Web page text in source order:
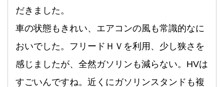
だきました。
車の状態もきれい、エアコンの風も常識的なに
おいでした。フリードＨＶを利用、少し狭さを
感じましたが、全然ガソリンも減らない。HVは
すごいんですね。近くにガソリンスタンドも複